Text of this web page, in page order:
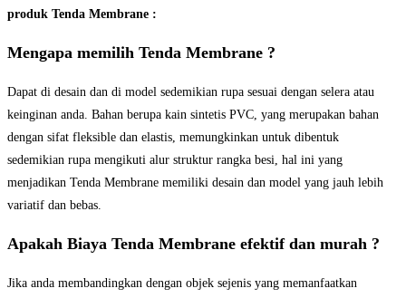
produk Tenda Membrane :
Mengapa memilih Tenda Membrane ?
Dapat di desain dan di model sedemikian rupa sesuai dengan selera atau
keinginan anda. Bahan berupa kain sintetis PVC, yang merupakan bahan
dengan sifat fleksible dan elastis, memungkinkan untuk dibentuk
sedemikian rupa mengikuti alur struktur rangka besi, hal ini yang
menjadikan Tenda Membrane memiliki desain dan model yang jauh lebih
variatif dan bebas.
Apakah Biaya Tenda Membrane efektif dan murah ?
Jika anda membandingkan dengan objek sejenis yang memanfaatkan